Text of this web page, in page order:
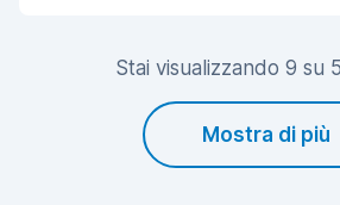
Stai visualizzando 9 su
Mostra di più